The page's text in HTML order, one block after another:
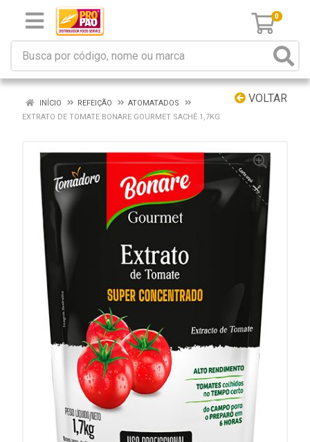
0
VOLTAR
INÍCIO REFEIÇÃO
ATOMATADOS
EXTRATO DE TOMATE BONARE GOURMET SACHÊ 1,7KG